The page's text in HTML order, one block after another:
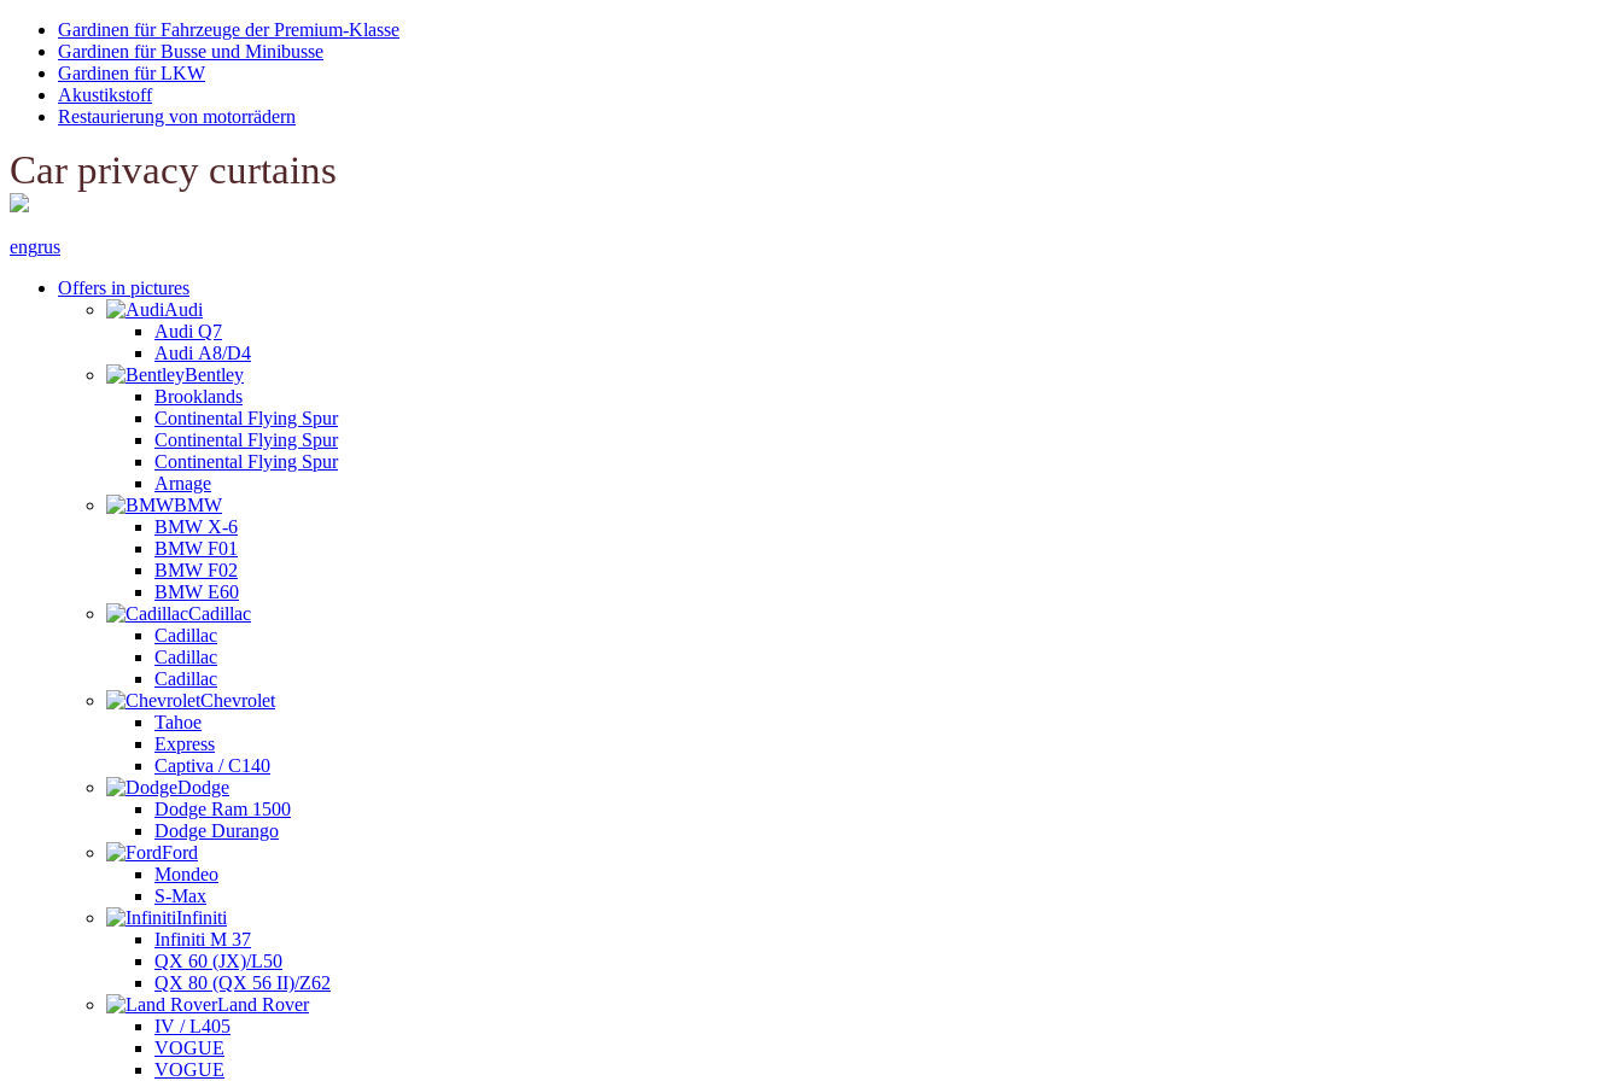
Gardinen für Fahrzeuge der Premium-Klasse
Gardinen für Busse und Minibusse
Gardinen für LKW
Akustikstoff
Restaurierung von motorrädern
Car privacy curtains
engrus
Offers in pictures
Audi
Audi Q7
Audi А8/D4
Bentley
Brooklands
Continental Flying Spur
Continental Flying Spur
Continental Flying Spur
Arnage
BMW
BMW X-6
BMW F01
BMW F02
BMW E60
Cadillac
Cadillac
Cadillac
Cadillac
Chevrolet
Tahoe
Express
Captiva / C140
Dodge
Dodge Ram 1500
Dodge Durango
Ford
Mondeo
S-Max
Infiniti
Infiniti M 37
QX 60 (JX)/L50
QX 80 (QX 56 II)/Z62
Land Rover
IV / L405
VOGUE
VOGUE